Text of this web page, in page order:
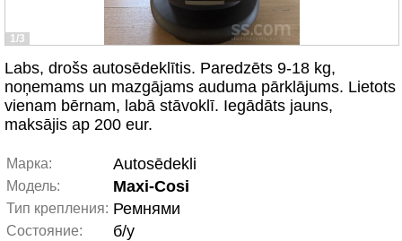
1/3
Labs, drošs autosēdeklītis. Paredzēts 9-18 kg,
noņemams un mazgājams auduma pārklājums. Lietots
vienam bērnam, labā stāvoklī. Iegādāts jauns,
maksājis ap 200 eur.
Марка: Autosēdekli
Модель: Maxi-Cosi
Тип крепления: Ремнями
Состояние: б/у